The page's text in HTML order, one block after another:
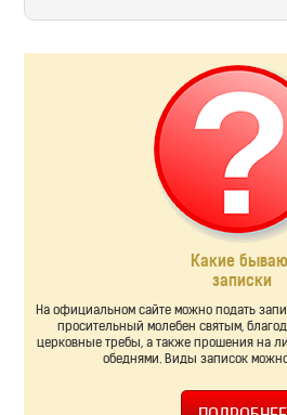
Какие
записки
На официальном сайте можно подать
просительный молебен святым,
церковные требы, а также прошения на
обеднями. Виды записок можно